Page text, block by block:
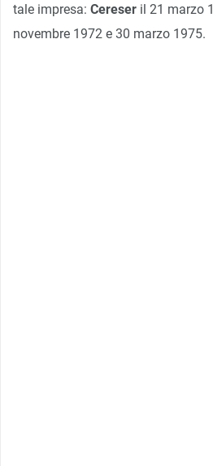
tale impresa: Cereser il 21 marzo
novembre 1972 e 30 marzo 1975.